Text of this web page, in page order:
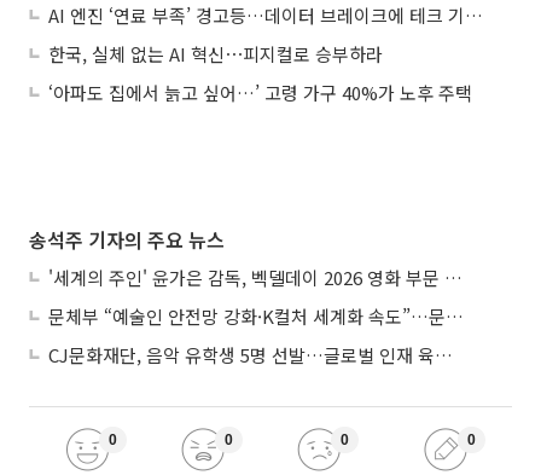
AI 엔진 ‘연료 부족’ 경고등…데이터 브레이크에 테크 기업 발목
한국, 실체 없는 AI 혁신⋯피지컬로 승부하라
‘아파도 집에서 늙고 싶어…’ 고령 가구 40%가 노후 주택
송석주 기자의 주요 뉴스
'세계의 주인' 윤가은 감독, 벡델데이 2026 영화 부문 벡델리안 감독 선정
문체부 “예술인 안전망 강화·K컬처 세계화 속도”…문화강국 청사진 제시
CJ문화재단, 음악 유학생 5명 선발…글로벌 인재 육성 지원
0 0 0 0